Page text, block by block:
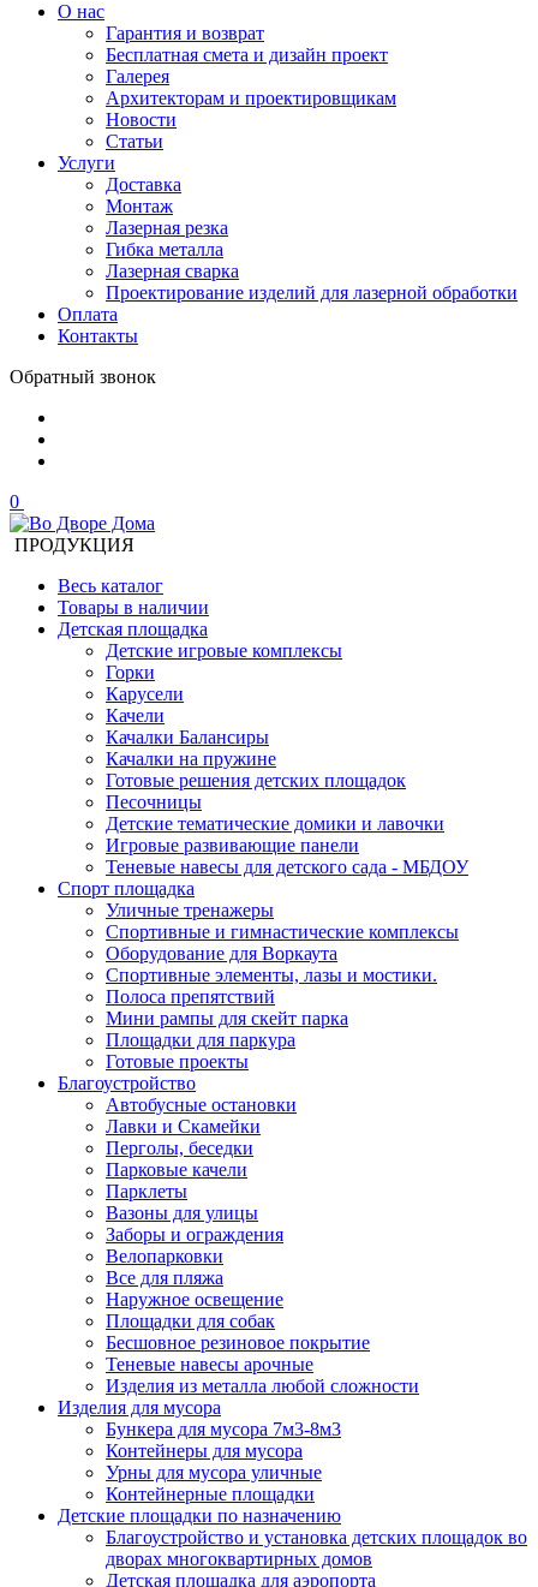
О нас
Гарантия и возврат
Бесплатная смета и дизайн проект
Галерея
Архитекторам и проектировщикам
Новости
Статьи
Услуги
Доставка
Монтаж
Лазерная резка
Гибка металла
Лазерная сварка
Проектирование изделий для лазерной обработки
Оплата
Контакты
Обратный звонок
0
ПРОДУКЦИЯ
Весь каталог
Товары в наличии
Детская площадка
Детские игровые комплексы
Горки
Карусели
Качели
Качалки Балансиры
Качалки на пружине
Готовые решения детских площадок
Песочницы
Детские тематические домики и лавочки
Игровые развивающие панели
Теневые навесы для детского сада - МБДОУ
Спорт площадка
Уличные тренажеры
Спортивные и гимнастические комплексы
Оборудование для Воркаута
Спортивные элементы, лазы и мостики.
Полоса препятствий
Мини рампы для скейт парка
Площадки для паркура
Готовые проекты
Благоустройство
Автобусные остановки
Лавки и Скамейки
Перголы, беседки
Парковые качели
Парклеты
Вазоны для улицы
Заборы и ограждения
Велопарковки
Все для пляжа
Наружное освещение
Площадки для собак
Бесшовное резиновое покрытие
Теневые навесы арочные
Изделия из металла любой сложности
Изделия для мусора
Бункера для мусора 7м3-8м3
Контейнеры для мусора
Урны для мусора уличные
Контейнерные площадки
Детские площадки по назначению
Благоустройство и установка детских площадок во
дворах многоквартирных домов
Детская площадка для аэропорта